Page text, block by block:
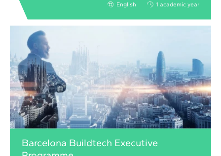
English 1 academic year
Barcelona Buildtech Executive